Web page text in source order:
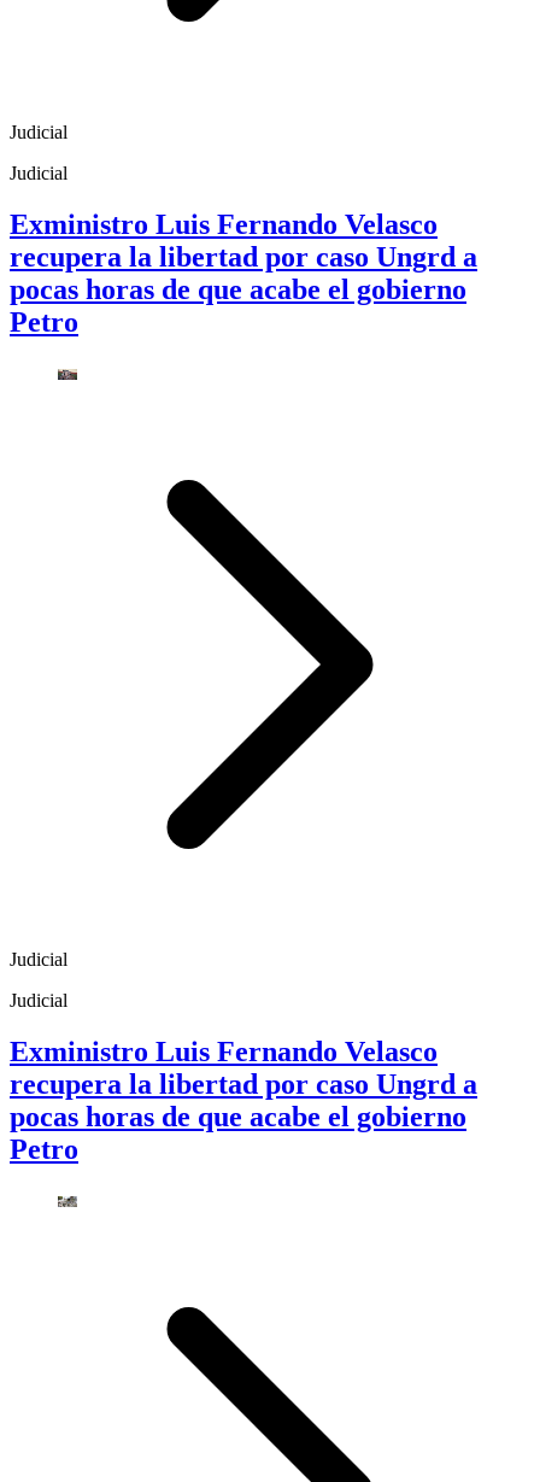
Judicial
Judicial
Exministro Luis Fernando Velasco
recupera la libertad por caso Ungrd a
pocas horas de que acabe el gobierno
Petro
Judicial
Judicial
Exministro Luis Fernando Velasco
recupera la libertad por caso Ungrd a
pocas horas de que acabe el gobierno
Petro